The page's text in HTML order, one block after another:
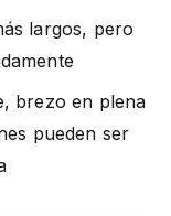
largos, pero
brezo en plena
pueden ser